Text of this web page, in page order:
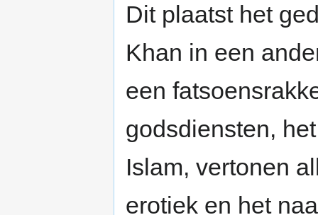
Dit plaatst het
Khan in een
een
godsdiensten,
Islam, vertonen
erotiek en het